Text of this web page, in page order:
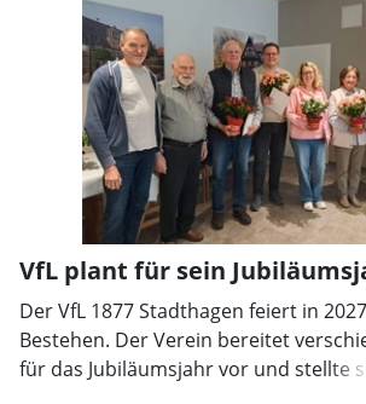
VfL plant für sein
Der VfL 1877 Stadthagen feiert in
Bestehen. Der Verein bereitet
für das Jubiläumsjahr vor und stellte